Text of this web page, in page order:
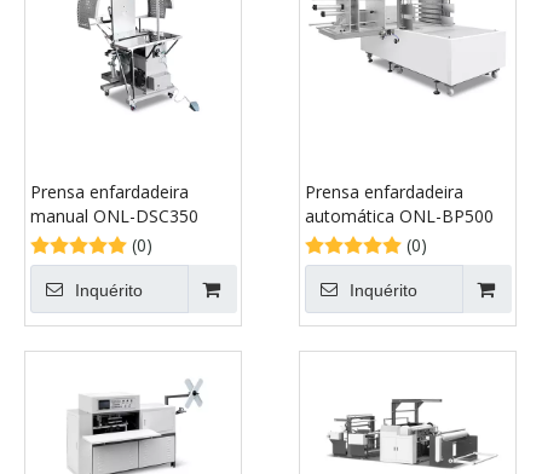
Prensa enfardadeira
manual ONL-DSC350
(0)
Inquérito
Prensa enfardadeira
automática ONL-BP500
(0)
Inquérito